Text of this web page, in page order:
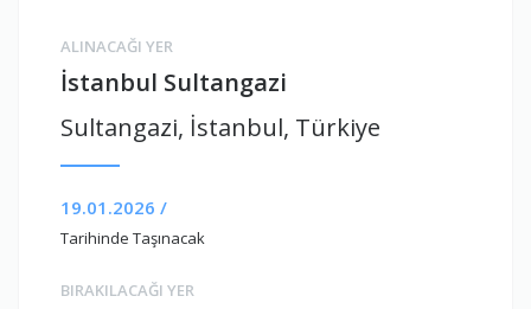
ALINACAĞI YER
İstanbul Sultangazi
Sultangazi, İstanbul, Türkiye
19.01.2026 /
Tarihinde Taşınacak
BIRAKILACAĞI YER